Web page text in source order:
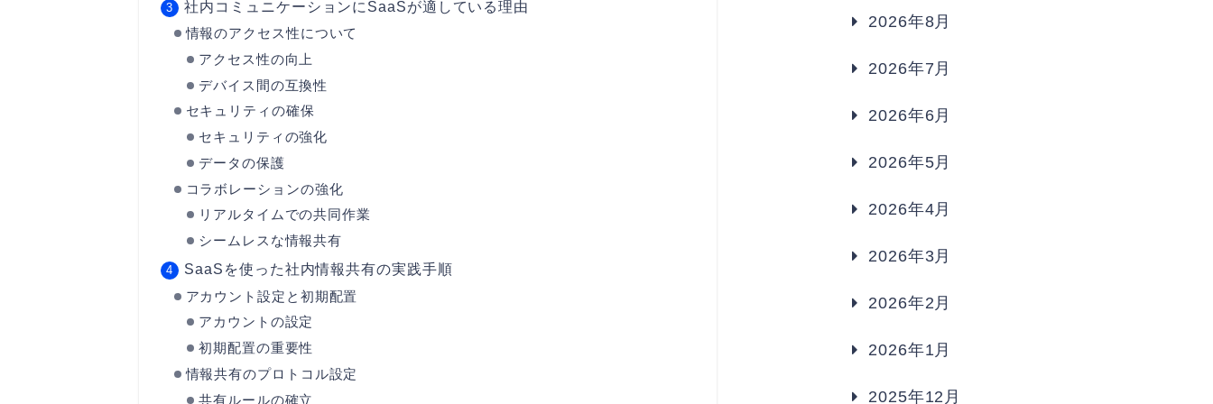
社内コミュニケーションにSaaSが適している理由
情報のアクセス性について
アクセス性の向上
デバイス間の互換性
セキュリティの確保
セキュリティの強化
データの保護
コラボレーションの強化
リアルタイムでの共同作業
シームレスな情報共有
SaaSを使った社内情報共有の実践手順
アカウント設定と初期配置
アカウントの設定
初期配置の重要性
情報共有のプロトコル設定
共有ルールの確立
2026年8月
2026年7月
2026年6月
2026年5月
2026年4月
2026年3月
2026年2月
2026年1月
2025年12月